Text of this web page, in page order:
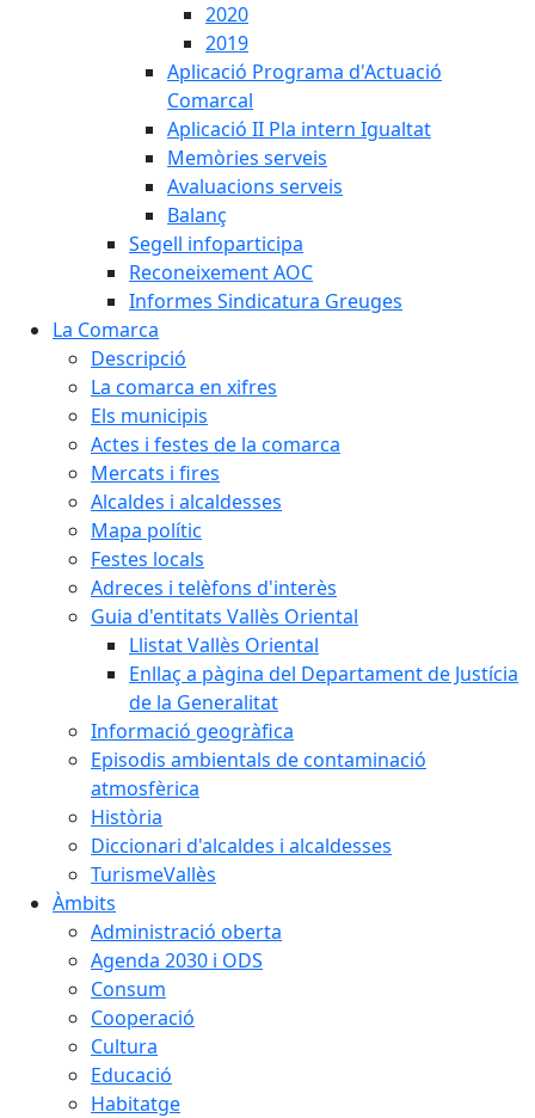
2020
2019
Aplicació Programa d'Actuació
Comarcal
Aplicació II Pla intern Igualtat
Memòries serveis
Avaluacions serveis
Balanç
Segell infoparticipa
Reconeixement AOC
Informes Sindicatura Greuges
La Comarca
Descripció
La comarca en xifres
Els municipis
Actes i festes de la comarca
Mercats i fires
Alcaldes i alcaldesses
Mapa polític
Festes locals
Adreces i telèfons d'interès
Guia d'entitats Vallès Oriental
Llistat Vallès Oriental
Enllaç a pàgina del Departament de Justícia
de la Generalitat
Informació geogràfica
Episodis ambientals de contaminació
atmosfèrica
Història
Diccionari d'alcaldes i alcaldesses
TurismeVallès
Àmbits
Administració oberta
Agenda 2030 i ODS
Consum
Cooperació
Cultura
Educació
Habitatge